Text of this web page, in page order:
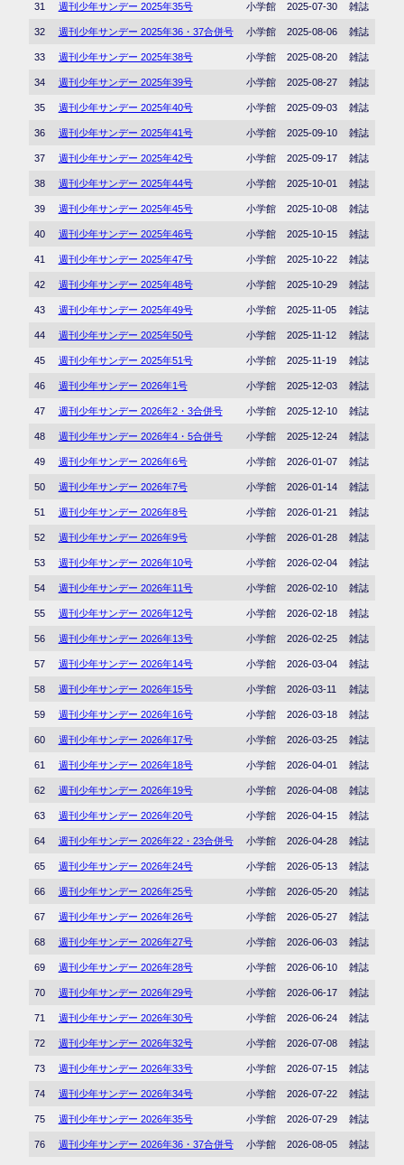
31 週刊少年サンデー 2025年35号 小学館 2025-07-30 雑誌
32 週刊少年サンデー 2025年36・37合併号 小学館 2025-08-06 雑誌
33 週刊少年サンデー 2025年38号 小学館 2025-08-20 雑誌
34 週刊少年サンデー 2025年39号 小学館 2025-08-27 雑誌
35 週刊少年サンデー 2025年40号 小学館 2025-09-03 雑誌
36 週刊少年サンデー 2025年41号 小学館 2025-09-10 雑誌
37 週刊少年サンデー 2025年42号 小学館 2025-09-17 雑誌
38 週刊少年サンデー 2025年44号 小学館 2025-10-01 雑誌
39 週刊少年サンデー 2025年45号 小学館 2025-10-08 雑誌
40 週刊少年サンデー 2025年46号 小学館 2025-10-15 雑誌
41 週刊少年サンデー 2025年47号 小学館 2025-10-22 雑誌
42 週刊少年サンデー 2025年48号 小学館 2025-10-29 雑誌
43 週刊少年サンデー 2025年49号 小学館 2025-11-05 雑誌
44 週刊少年サンデー 2025年50号 小学館 2025-11-12 雑誌
45 週刊少年サンデー 2025年51号 小学館 2025-11-19 雑誌
46 週刊少年サンデー 2026年1号 小学館 2025-12-03 雑誌
47 週刊少年サンデー 2026年2・3合併号 小学館 2025-12-10 雑誌
48 週刊少年サンデー 2026年4・5合併号 小学館 2025-12-24 雑誌
49 週刊少年サンデー 2026年6号 小学館 2026-01-07 雑誌
50 週刊少年サンデー 2026年7号 小学館 2026-01-14 雑誌
51 週刊少年サンデー 2026年8号 小学館 2026-01-21 雑誌
52 週刊少年サンデー 2026年9号 小学館 2026-01-28 雑誌
53 週刊少年サンデー 2026年10号 小学館 2026-02-04 雑誌
54 週刊少年サンデー 2026年11号 小学館 2026-02-10 雑誌
55 週刊少年サンデー 2026年12号 小学館 2026-02-18 雑誌
56 週刊少年サンデー 2026年13号 小学館 2026-02-25 雑誌
57 週刊少年サンデー 2026年14号 小学館 2026-03-04 雑誌
58 週刊少年サンデー 2026年15号 小学館 2026-03-11 雑誌
59 週刊少年サンデー 2026年16号 小学館 2026-03-18 雑誌
60 週刊少年サンデー 2026年17号 小学館 2026-03-25 雑誌
61 週刊少年サンデー 2026年18号 小学館 2026-04-01 雑誌
62 週刊少年サンデー 2026年19号 小学館 2026-04-08 雑誌
63 週刊少年サンデー 2026年20号 小学館 2026-04-15 雑誌
64 週刊少年サンデー 2026年22・23合併号 小学館 2026-04-28 雑誌
65 週刊少年サンデー 2026年24号 小学館 2026-05-13 雑誌
66 週刊少年サンデー 2026年25号 小学館 2026-05-20 雑誌
67 週刊少年サンデー 2026年26号 小学館 2026-05-27 雑誌
68 週刊少年サンデー 2026年27号 小学館 2026-06-03 雑誌
69 週刊少年サンデー 2026年28号 小学館 2026-06-10 雑誌
70 週刊少年サンデー 2026年29号 小学館 2026-06-17 雑誌
71 週刊少年サンデー 2026年30号 小学館 2026-06-24 雑誌
72 週刊少年サンデー 2026年32号 小学館 2026-07-08 雑誌
73 週刊少年サンデー 2026年33号 小学館 2026-07-15 雑誌
74 週刊少年サンデー 2026年34号 小学館 2026-07-22 雑誌
75 週刊少年サンデー 2026年35号 小学館 2026-07-29 雑誌
76 週刊少年サンデー 2026年36・37合併号 小学館 2026-08-05 雑誌